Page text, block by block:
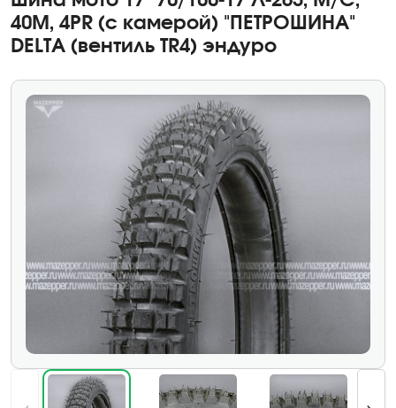
40M, 4PR (с камерой) "ПЕТРОШИНА"
DELTA (вентиль TR4) эндуро